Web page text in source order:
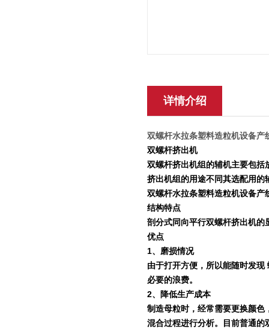
详情介绍
双螺杆水拉条塑料造粒机设备产
双螺杆挤出机
双螺杆挤出机组的辅机主要包
挤出机组的用途不同其选配用
双螺杆水拉条塑料造粒机设备产
结构特点
剖分式同向平行双螺杆挤出机的
优点
1、磨损情况
由于打开方便，所以能随时发
必要的浪费。
2、降低生产成本
制造母粒时，经常需要更换颜
混合过程进行分析。目前普通的